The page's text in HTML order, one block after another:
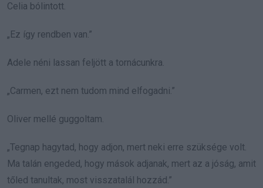
Celia bólintott.
„Ez így rendben van.”
Adele néni lassan feljött a tornácunkra.
„Carmen, ezt nem tudom mind elfogadni.”
Oliver mellé guggoltam.
„Tegnap hagytad, hogy adjon, mert neki erre szüksége volt.
Ma talán engeded, hogy mások adjanak, mert az a jóság, amit
tőled tanultak, most visszatalál hozzád.”